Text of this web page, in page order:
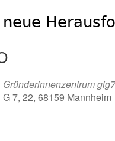
Gründerinnenzentrum gig7
G 7, 22, 68159 Mannheim